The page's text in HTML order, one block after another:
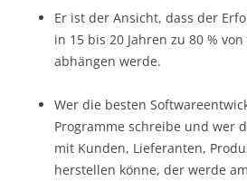
Er ist der Ansicht, dass der
in 15 bis 20 Jahren zu 80 %
abhängen werde.
Wer die besten
Programme schreibe und wer
mit Kunden, Lieferanten,
herstellen könne, der werde